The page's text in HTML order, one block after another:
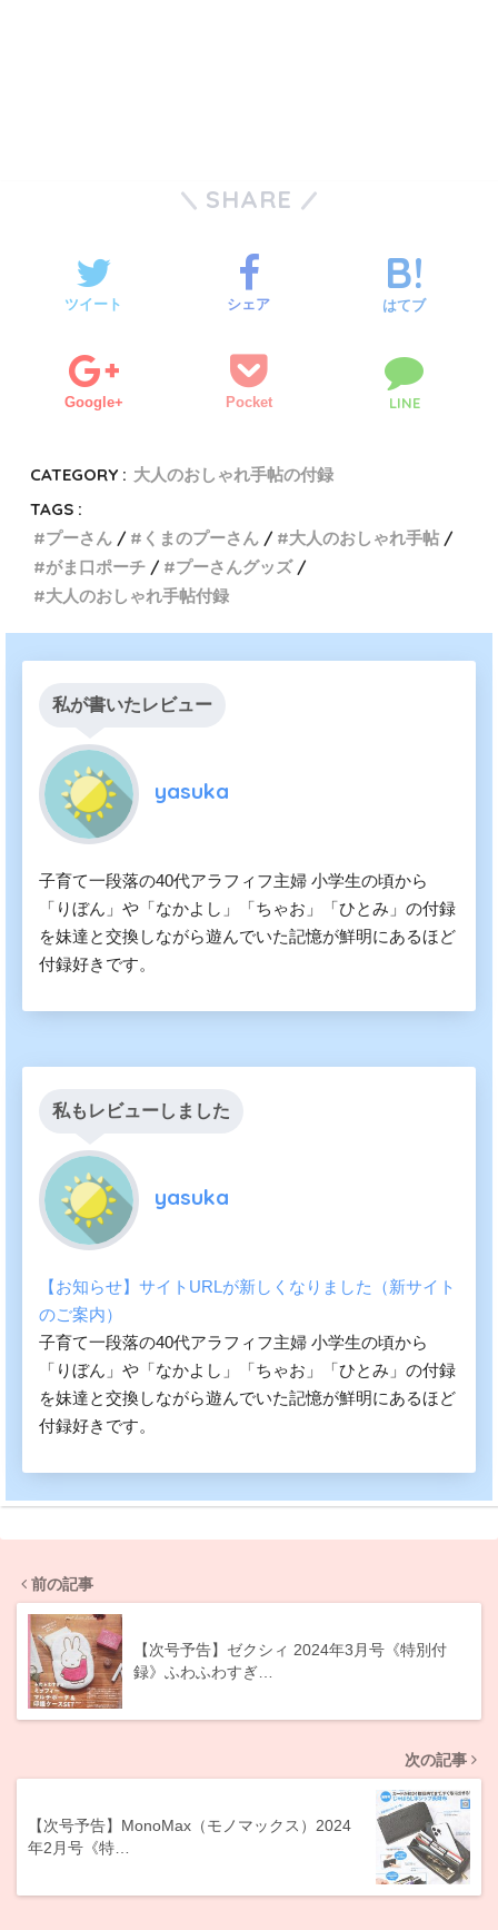
SHARE
ツイート シェア はてブ
Google+ Pocket LINE
CATEGORY : 大人のおしゃれ手帖の付録
TAGS :
プーさん
くまのプーさん
大人のおしゃれ手帖
がま口ポーチ
プーさんグッズ
大人のおしゃれ手帖付録
私が書いたレビュー
yasuka
子育て一段落の40代アラフィフ主婦 小学生の頃から
「りぼん」や「なかよし」「ちゃお」「ひとみ」の付録
を妹達と交換しながら遊んでいた記憶が鮮明にあるほど
付録好きです。
私もレビューしました
yasuka
【お知らせ】サイトURLが新しくなりました（新サイト
のご案内）
子育て一段落の40代アラフィフ主婦 小学生の頃から
「りぼん」や「なかよし」「ちゃお」「ひとみ」の付録
を妹達と交換しながら遊んでいた記憶が鮮明にあるほど
付録好きです。
前の記事
【次号予告】ゼクシィ 2024年3月号《特別付
録》ふわふわすぎ…
次の記事
【次号予告】MonoMax（モノマックス）2024
年2月号《特…